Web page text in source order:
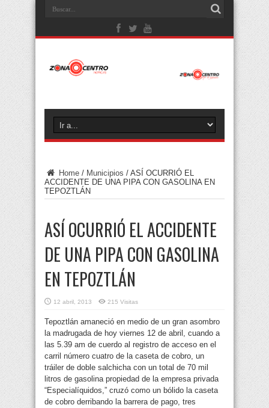
Home / Municipios / ASÍ OCURRIÓ EL
ACCIDENTE DE UNA PIPA CON GASOLINA EN
TEPOZTLÁN
ASÍ OCURRIÓ EL ACCIDENTE
DE UNA PIPA CON GASOLINA
EN TEPOZTLÁN
12 abril, 2013 215 Visitas
Tepoztlán amaneció en medio de un gran asombro
la madrugada de hoy viernes 12 de abril, cuando a
las 5.39 am de cuerdo al registro de acceso en el
carril número cuatro de la caseta de cobro, un
tráiler de doble salchicha con un total de 70 mil
litros de gasolina propiedad de la empresa privada
“Especialíquidos,” cruzó como un bólido la caseta
de cobro derribando la barrera de pago, tres